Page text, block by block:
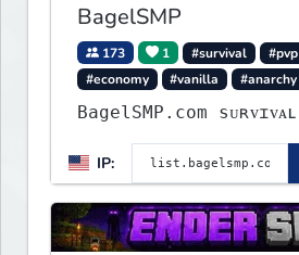
BagelSMP
173 1 #survival #pvp
#economy
#vanilla #anarchy
BagelSMP.com ѕᴜʀᴠɪᴠᴀʟ
IP: